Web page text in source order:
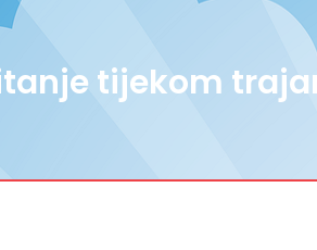
tijekom